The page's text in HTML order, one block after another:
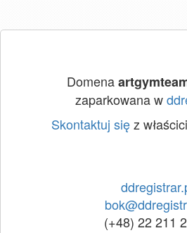
Domena
zaparkowana w
Skontaktuj sięz
(+48) 22 211